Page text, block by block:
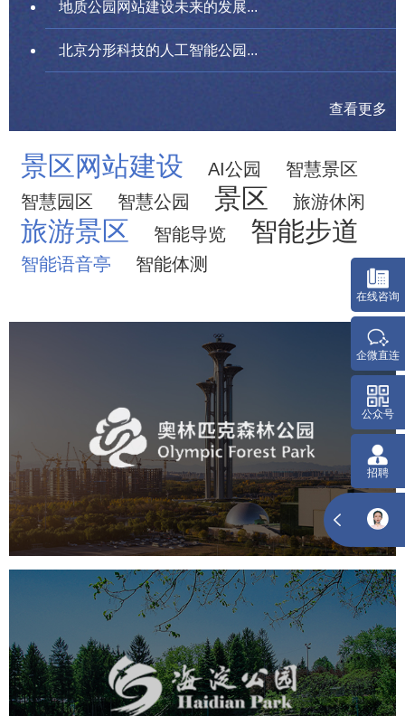
地质公园网站建设未来的发展...
北京分形科技的人工智能公园...
查看更多
景区网站建设 AI公园
智慧景区
智慧园区
智慧公园 景区 旅游休闲
旅游景区 智能导览 智能步道
智能语音亭 智能体测
奥体森林公园
旅游休闲 公园 AI人工智能
智慧公园
智慧体育公园
智能步道 智能大数据平台
海淀公园